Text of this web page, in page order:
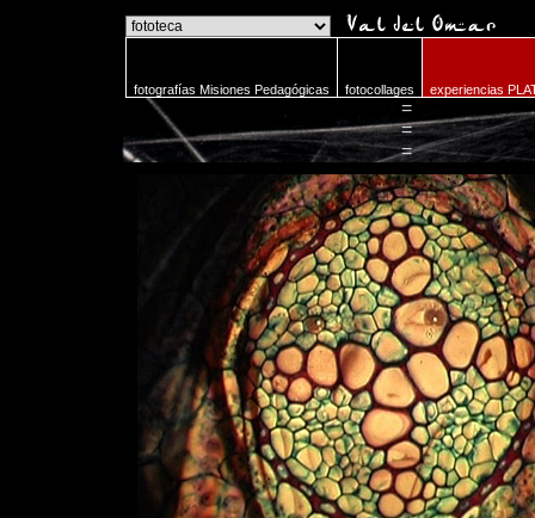
fotografías Misiones Pedagógicas fotocollages experiencias
=
=
=